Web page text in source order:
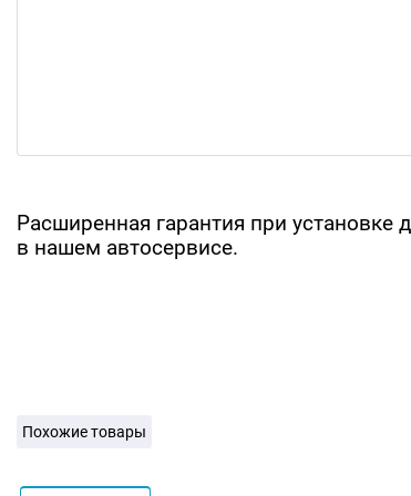
Расширенная гарантия при установке
в нашем автосервисе.
Похожие товары